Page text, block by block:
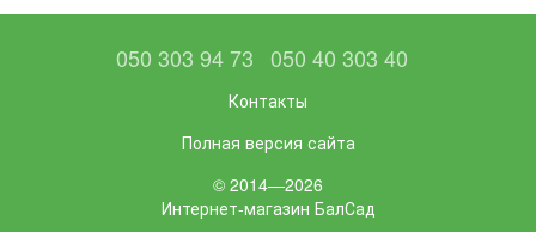
050 303 94 73 050 40 303 40
Контакты
Полная версия сайта
© 2014—2026
Интернет-магазин БалСад